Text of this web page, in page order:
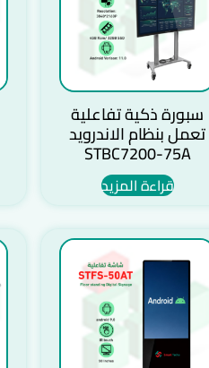
سبورة ذكية تفاعلية
تعمل بنظام الاندرويد
STBC7200-75A
قراءة المزيد